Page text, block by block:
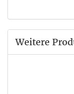
Weitere